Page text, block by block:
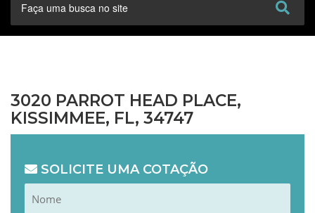
3020 PARROT HEAD PLACE,
KISSIMMEE, FL, 34747
SOLICITE UMA COTAÇÃO